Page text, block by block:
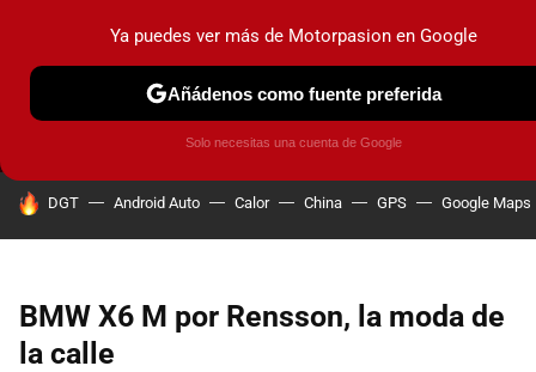
MENÚ NUEVO
COCHES ELÉCTRICOS OBSERVATORIO
HOY SE HABLA DE
DGT Android Auto Calor China GPS Google Maps
BMW X6 M por Rensson, la moda de
la calle
Ya puedes ver más de Motorpasion en Google
Añádenos como fuente preferida
Solo necesitas una cuenta de Google